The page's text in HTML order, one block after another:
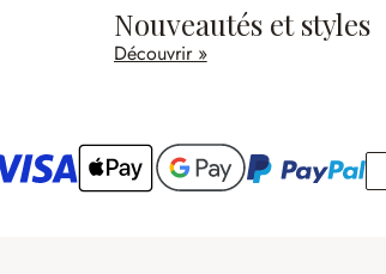
Nouveautés et styles
Découvrir »